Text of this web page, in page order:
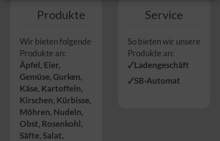
Produkte
Wir bieten folgende
Produkte an:
Äpfel, Eier,
Gemüse, Gurken,
Käse, Kartoffeln,
Kirschen, Kürbisse,
Möhren, Nudeln,
Obst, Rosenkohl,
Säfte,Salat,
Service
So bieten wir unsere
Produkte an:
🗸Ladengeschäft
🗸SB-Automat